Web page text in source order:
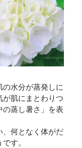
水分が蒸発しに
が肌にまとわりつ
の蒸し暑さ」を表
、何となく体がだ
す。